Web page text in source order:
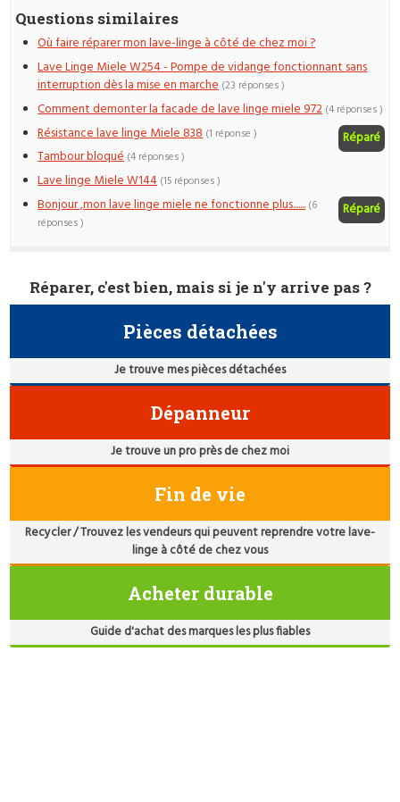
Questions similaires
Où faire réparer mon lave-linge à côté de chez moi ?
Lave Linge Miele W254 - Pompe de vidange fonctionnant sans
interruption dès la mise en marche (23 réponses )
Comment demonter la facade de lave linge miele 972 (4 réponses )
Résistance lave linge Miele 838 Réparé
(1 réponse )
Tambour bloqué (4 réponses )
Lave linge Miele W144 (15 réponses )
Bonjour ,mon lave linge miele ne fonctionne plus....... Réparé
(6
réponses )
Réparer, c'est bien, mais si je n'y arrive pas ?
Pièces détachées
Je trouve mes pièces détachées
Dépanneur
Je trouve un pro près de chez moi
Fin de vie
Recycler / Trouvez les vendeurs qui peuvent reprendre votre lave-
linge à côté de chez vous
Acheter durable
Guide d'achat des marques les plus fiables